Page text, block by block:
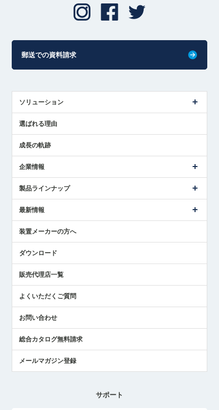
郵送での資料請求
ソリューション
解決策提案
選ばれる理由
成長の軌跡
企業情報
ごあいさつ
受賞履歴
採用情報
国/地域/言語
製品ラインナップ
ツールセッタ製品
エアマイクロセンサ製品
最新情報
メトロールの技術
社員ブログ
中小企業のBCP地震対策
センサのテクニカルガイド
社長ブログ
装置メーカーの方へ
ダウンロード
販売代理店一覧
よくいただくご質問
お問い合わせ
総合カタログ無料請求
メールマガジン登録
サポート